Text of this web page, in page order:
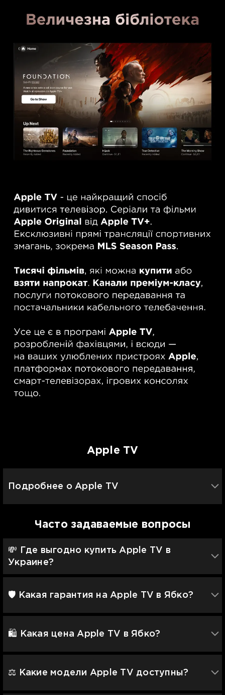
Apple TV
Подробнее о Apple TV
Часто задаваемые вопросы
💸 Где выгодно купить Apple TV в
Украине?
🛡 Какая гарантия на Apple TV в Ябко?
🛍️ Какая цена Apple TV в Ябко?
⚖️ Какие модели Apple TV доступны?